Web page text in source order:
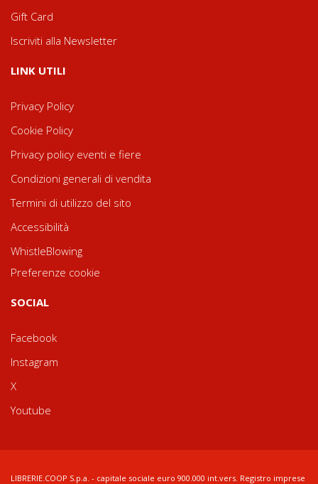
Gift Card
Iscriviti alla Newsletter
LINK UTILI
Privacy Policy
Cookie Policy
Privacy policy eventi e fiere
Condizioni generali di vendita
Termini di utilizzo del sito
Accessibilità
WhistleBlowing
Preferenze cookie
SOCIAL
Facebook
Instagram
X
Youtube
LIBRERIE.COOP S.p.a. - capitale sociale euro 900.000 int.vers. Registro imprese